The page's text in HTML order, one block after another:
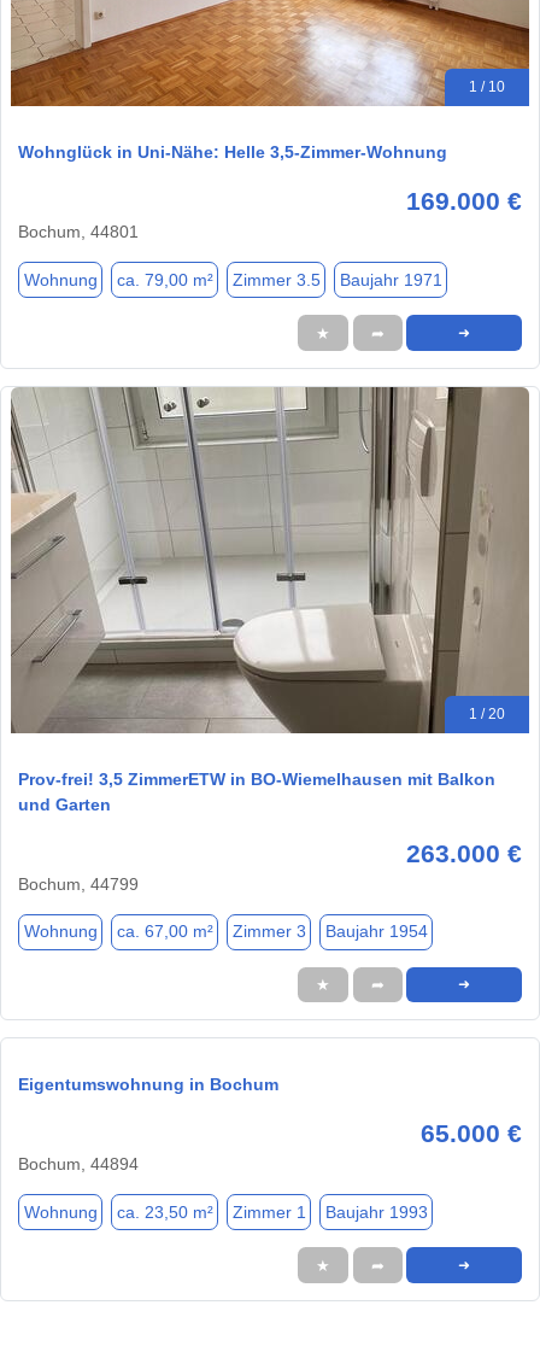
1 / 10
Wohnglück in Uni-Nähe: Helle 3,5-Zimmer-Wohnung
169.000 €
Bochum, 44801
Wohnung ca. 79,00 m² Zimmer 3.5 Baujahr 1971
★ ➦ ➜
1 / 20
Prov-frei! 3,5 ZimmerETW in BO-Wiemelhausen mit Balkon
und Garten
263.000 €
Bochum, 44799
Wohnung ca. 67,00 m² Zimmer 3 Baujahr 1954
★ ➦ ➜
Eigentumswohnung in Bochum
65.000 €
Bochum, 44894
Wohnung ca. 23,50 m² Zimmer 1 Baujahr 1993
★ ➦ ➜